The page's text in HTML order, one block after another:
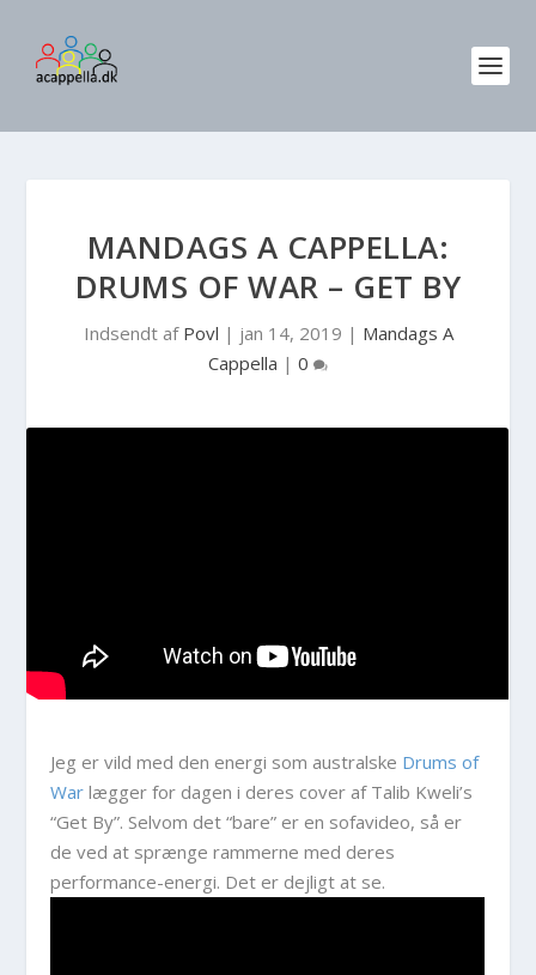
MANDAGS A CAPPELLA:
DRUMS OF WAR – GET BY
Indsendt af Povl | jan 14, 2019 | Mandags A
Cappella | 0
Jeg er vild med den energi som australske Drums of
War lægger for dagen i deres cover af Talib Kweli’s
“Get By”. Selvom det “bare” er en sofavideo, så er
de ved at sprænge rammerne med deres
performance-energi. Det er dejligt at se.